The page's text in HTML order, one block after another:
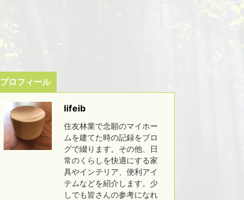
プロフィール
lifeib
住友林業で念願のマイホー
ムを建てた時の記録をブロ
グで綴ります。その他、日
常のくらしを快適にする家
具やインテリア、便利アイ
テムなどを紹介します。少
しでも皆さんの参考になれ